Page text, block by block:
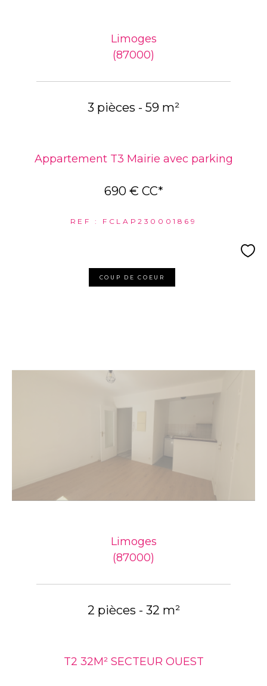
Limoges
(87000)
3 pièces - 59 m²
Appartement T3 Mairie avec parking
690 € CC*
REF : FCLAP230001869
COUP DE COEUR
Limoges
(87000)
2 pièces - 32 m²
T2 32M² SECTEUR OUEST